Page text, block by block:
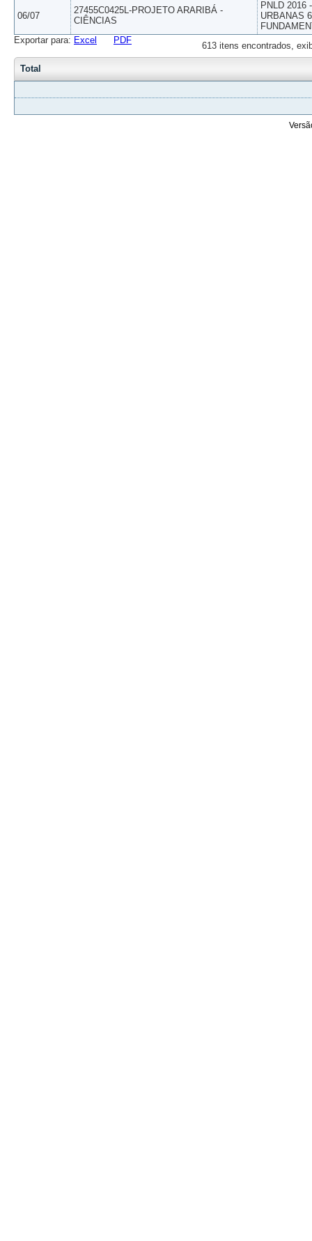
06/07
27455C0425L-PROJETO ARARIBÁ -
CIÊNCIAS
PNLD 2016
URBANAS
613 itens encontrados,
Exportar para: Excel PDF
Total